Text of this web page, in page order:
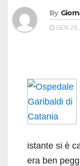
By
GEN 29,
istante si è
era ben